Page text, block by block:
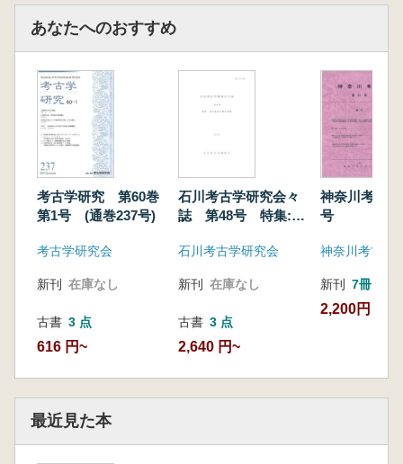
あなたへのおすすめ
考古学研究 第60巻
第1号 (通巻237号)
考古学研究会
新刊 在庫なし
古書 3 点
616 円~
石川考古学研究会々
誌 第48号 特集:弥
石川考古学研究会
新刊 在庫なし
古書 3 点
2,640 円~
神奈川考古
号
神奈川考古同
新刊 7冊
2,200円
最近見た本